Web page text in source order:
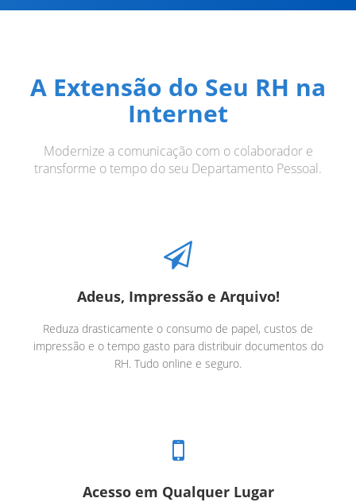
A Extensão do Seu RH na
Internet
Modernize a comunicação com o colaborador e
transforme o tempo do seu Departamento Pessoal.
Adeus, Impressão e Arquivo!
Reduza drasticamente o consumo de papel, custos de
impressão e o tempo gasto para distribuir documentos do
RH. Tudo online e seguro.
Acesso em Qualquer Lugar